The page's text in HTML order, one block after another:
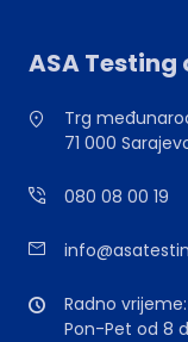
ASA Testing
Trg
71 000
080 08 00 19
Radno vrijeme:
Pon-Pet od 8